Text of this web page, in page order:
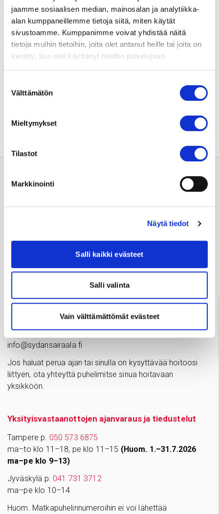
jaamme sosiaalisen median, mainosalan ja analytiikka-
alan kumppaneillemme tietoja siitä, miten käytät
sivustoamme. Kumppanimme voivat yhdistää näitä
tietoja muihin tietoihin, joita olet antanut heille tai joita on
kerätty, kun olet käyttänyt heidän palvelujaan.
valinta
Välttämätön
Mieltymykset
Tilastot
Markkinointi
Näytä tiedot
Salli kaikki evästeet
Salli valinta
Vain välttämättömät evästeet
Kuva on uuden toimenpidesalin avajaisista, jotka
järjestettiin henkilökunnalle 2.9.2022. Punaisen
nauhan leikkaaja arvottiin henkilökunnasta ja
arvonnan voitti kardiologi Petri Haataja (kuvassa
Jaa sivu:
Palve­lu­neu­vonta
03 311 64145
Arkisin klo 7.30–15
info@sydansairaala.fi
Jos haluat perua ajan tai sinulla on kysyttävää hoitoosi
liittyen, ota yhteyttä puhelimitse sinua hoitavaan
yksikköön.
Yksityisvastaanottojen ajanvaraus ja tiedustelut
Tampere p. 050 573 6875
ma–to klo 11–18, pe klo 11–15 (Huom. 1.–31.7.2026
ma–pe klo 9–13)
Jyväskylä p. 041 731 3712
ma–pe klo 10–14
Huom. Matkapuhelinnumeroihin ei voi lähettää